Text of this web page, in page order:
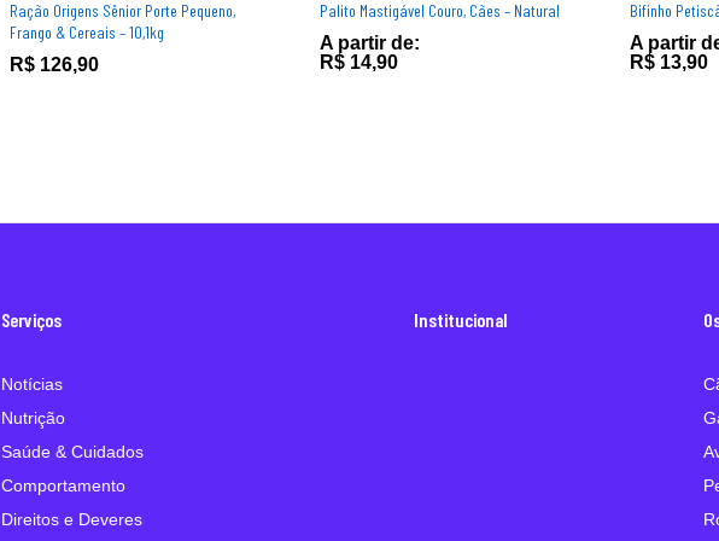
Ração Origens Sênior Porte Pequeno,
Frango & Cereais – 10,1kg
R$ 126,90
Palito Mastigável Couro, Cães – Natural
A partir de:
R$ 14,90
Bifinho
A partir
R$ 13,90
Serviços
Notícias
Nutrição
Saúde & Cuidados
Comportamento
Direitos e Deveres
Institucional